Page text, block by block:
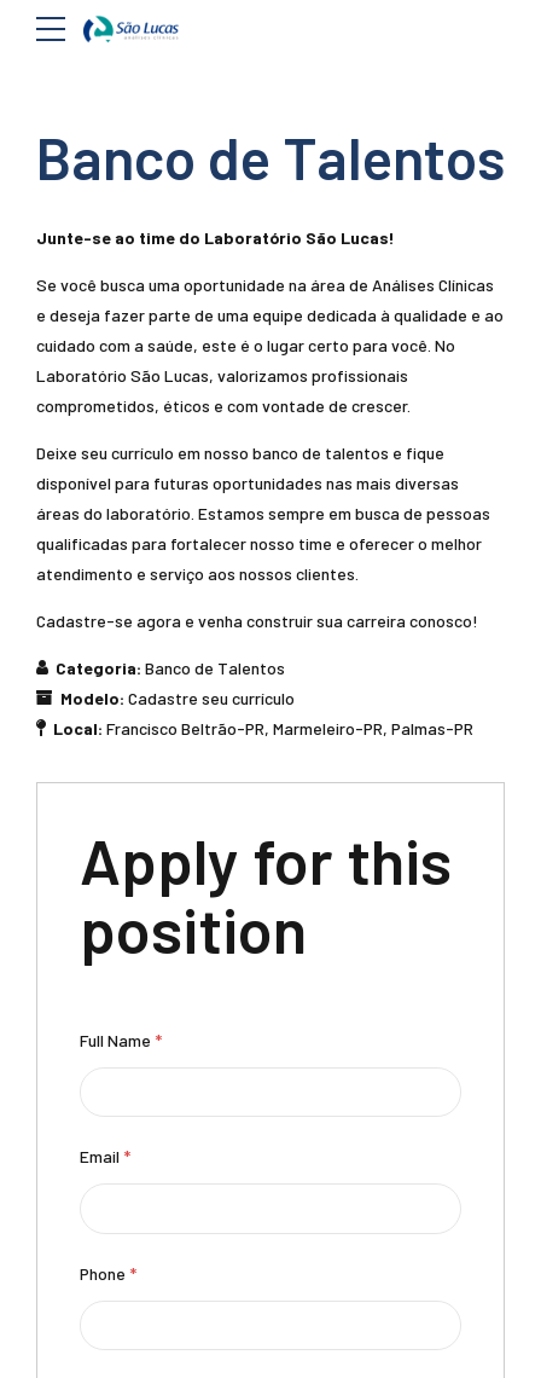
Banco de Talentos
Junte-se ao time do Laboratório São Lucas!
Se você busca uma oportunidade na área de Análises Clínicas
e deseja fazer parte de uma equipe dedicada à qualidade e ao
cuidado com a saúde, este é o lugar certo para você. No
Laboratório São Lucas, valorizamos profissionais
comprometidos, éticos e com vontade de crescer.
Deixe seu currículo em nosso banco de talentos e fique
disponível para futuras oportunidades nas mais diversas
áreas do laboratório. Estamos sempre em busca de pessoas
qualificadas para fortalecer nosso time e oferecer o melhor
atendimento e serviço aos nossos clientes.
Cadastre-se agora e venha construir sua carreira conosco!
Categoria: Banco de Talentos
Modelo: Cadastre seu currículo
Local: Francisco Beltrão-PR Marmeleiro-PR Palmas-PR
Apply for this
position
Full Name *
Email *
Phone *